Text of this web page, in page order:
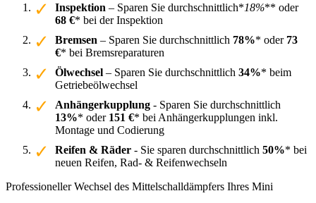
Inspektion – Sparen Sie durchschnittlich*18%** oder
68 €* bei der Inspektion
Bremsen – Sparen Sie durchschnittlich 78%* oder 73
€* bei Bremsreparaturen
Ölwechsel – Sparen Sie durchschnittlich 34%* beim
Getriebeölwechsel
Anhängerkupplung - Sparen Sie durchschnittlich
13%* oder 151 €* bei Anhängerkupplungen inkl.
Montage und Codierung
Reifen & Räder - Sie sparen durchschnittlich 50%* bei
neuen Reifen, Rad- & Reifenwechseln
Professioneller Wechsel des Mittelschalldämpfers Ihres Mini